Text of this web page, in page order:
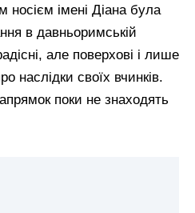
імені Діана була
в давньоримській
але поверхові і лише
наслідки своїх вчинків.
поки не знаходять